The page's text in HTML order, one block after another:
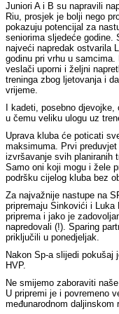
Juniori A i B su napravili
Riu, prosjek je bolji nego
pokazuju potencijal za
seniorima sljedeće godine.
najveći napredak ostvarila
godinu pri vrhu u
veslači uporni i željni
treninga zbog ljetovanja i
vrijeme.
I kadeti, posebno
u čemu veliku ulogu uz
Uprava kluba će poticati
maksimuma. Prvi
izvršavanje svih planiranih
Samo oni koji mogu i žele
podršku cijelog kluba bez
Za najvažnije nastupe na
pripremaju Sinkovići i
priprema i jako je
napredovali (!). Sparing
priključili u ponedjeljak.
Nakon Sp-a slijedi pokušaj
HVP.
Ne smijemo zaboraviti
U pripremi je i povremeno
međunarodnom daljinskom